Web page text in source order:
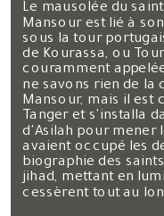
Le mausolée du
Mansour est lié à
sous la tour
de Kourassa, ou
couramment
ne savons rien de la
Mansour, mais il est
Tanger et s'installa
d'Asilah pour mener
avaient occupé les
biographie des
jihad, mettant en
cessèrent tout au